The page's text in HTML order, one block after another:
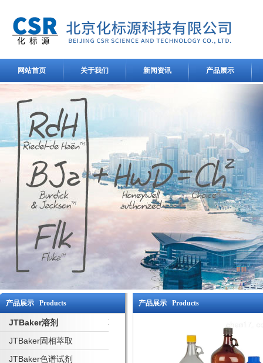
网站首页 关于我们 新闻资讯 产品展示
产品展示 Products
JTBaker溶剂
JTBaker固相萃取
JTBaker色谱试剂
产品展示 Products